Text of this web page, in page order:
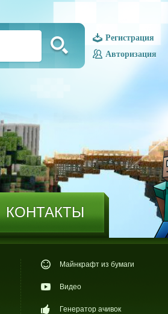
Регистрация
Авторизация
КОНТАКТЫ
Майнкрафт из бумаги
Видео
Генератор ачивок